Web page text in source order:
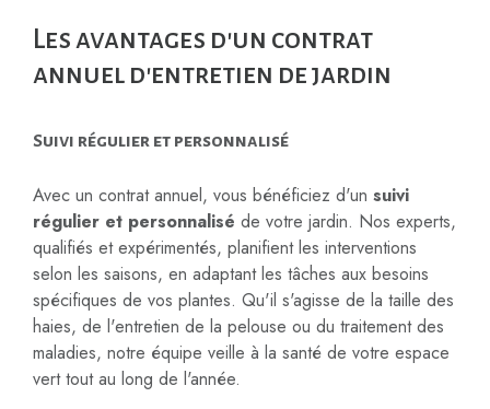
Les avantages d'un contrat
annuel d'entretien de jardin
Suivi régulier et personnalisé
Avec un contrat annuel, vous bénéficiez d'un suivi
régulier et personnalisé de votre jardin. Nos experts,
qualifiés et expérimentés, planifient les interventions
selon les saisons, en adaptant les tâches aux besoins
spécifiques de vos plantes. Qu'il s'agisse de la taille des
haies, de l'entretien de la pelouse ou du traitement des
maladies, notre équipe veille à la santé de votre espace
vert tout au long de l'année.